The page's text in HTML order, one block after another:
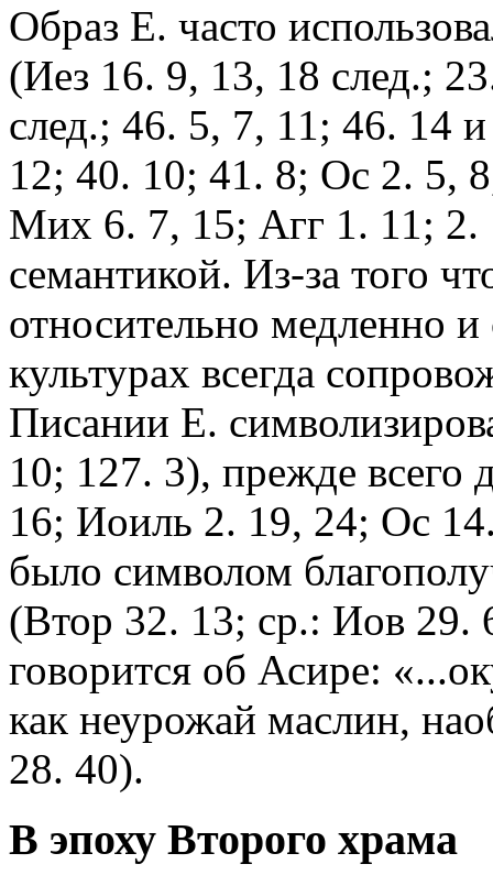
Образ Е. часто
(Иез 16. 9, 13, 18 след.;
след.; 46. 5, 7, 11; 46. 14
12; 40. 10; 41. 8; Ос 2. 5,
Мих 6. 7, 15; Агг 1. 11; 2.
семантикой. Из-за того
относительно медленно
культурах всегда
Писании Е.
10; 127. 3), прежде всего
16; Иоиль 2. 19, 24; Ос
было символом
(Втор 32. 13; ср.: Иов 29.
говорится об Асире:
как неурожай маслин,
28. 40).
В эпоху Второго храма